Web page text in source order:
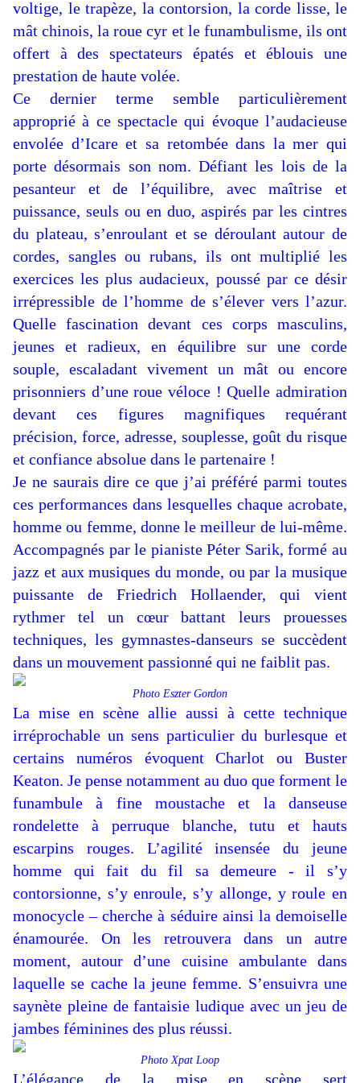
voltige, le trapèze, la contorsion, la corde lisse, le
mât chinois, la roue cyr et le funambulisme, ils ont
offert à des spectateurs épatés et éblouis une
prestation de haute volée.
Ce dernier terme semble particulièrement
approprié à ce spectacle qui évoque l’audacieuse
envolée d’Icare et sa retombée dans la mer qui
porte désormais son nom. Défiant les lois de la
pesanteur et de l’équilibre, avec maîtrise et
puissance, seuls ou en duo, aspirés par les cintres
du plateau, s’enroulant et se déroulant autour de
cordes, sangles ou rubans, ils ont multiplié les
exercices les plus audacieux, poussé par ce désir
irrépressible de l’homme de s’élever vers l’azur.
Quelle fascination devant ces corps masculins,
jeunes et radieux, en équilibre sur une corde
souple, escaladant vivement un mât ou encore
prisonniers d’une roue véloce ! Quelle admiration
devant ces figures magnifiques requérant
précision, force, adresse, souplesse, goût du risque
et confiance absolue dans le partenaire !
Je ne saurais dire ce que j’ai préféré parmi toutes
ces performances dans lesquelles chaque acrobate,
homme ou femme, donne le meilleur de lui-même.
Accompagnés par le pianiste Péter Sarik, formé au
jazz et aux musiques du monde, ou par la musique
puissante de Friedrich Hollaender, qui vient
rythmer tel un cœur battant leurs prouesses
techniques, les gymnastes-danseurs se succèdent
dans un mouvement passionné qui ne faiblit pas.
Photo Eszter Gordon
La mise en scène allie aussi à cette technique
irréprochable un sens particulier du burlesque et
certains numéros évoquent Charlot ou Buster
Keaton. Je pense notamment au duo que forment le
funambule à fine moustache et la danseuse
rondelette à perruque blanche, tutu et hauts
escarpins rouges. L’agilité insensée du jeune
homme qui fait du fil sa demeure - il s’y
contorsionne, s’y enroule, s’y allonge, y roule en
monocycle – cherche à séduire ainsi la demoiselle
énamourée. On les retrouvera dans un autre
moment, autour d’une cuisine ambulante dans
laquelle se cache la jeune femme. S’ensuivra une
saynète pleine de fantaisie ludique avec un jeu de
jambes féminines des plus réussi.
Photo Xpat Loop
L’élégance de la mise en scène sert